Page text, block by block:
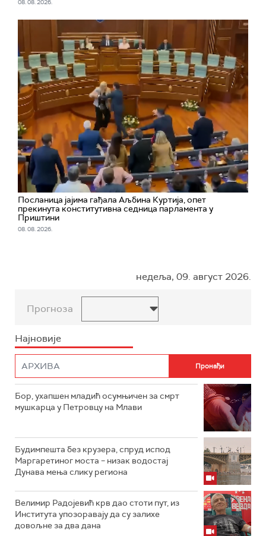
08. 08. 2026.
Посланица јајима гађала Аљбина Куртија, опет
прекинута конститутивна седница парламента у
Приштини
08. 08. 2026.
недеља, 09. август 2026.
Прогноза
Најновије
Бор, ухапшен младић осумњичен за смрт
мушкарца у Петровцу на Млави
Будимпешта без крузера, спруд испод
Маргаретиног моста – низак водостај
Дунава мења слику региона
Велимир Радојевић крв дао стоти пут, из
Института упозоравају да су залихе
довољне за два дана